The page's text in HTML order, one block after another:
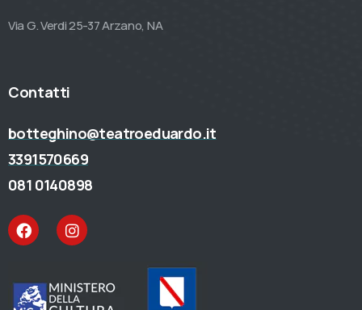
Via G. Verdi 25-37 Arzano, NA
Contatti
botteghino@teatroeduardo.it
3391570669
081 0140898